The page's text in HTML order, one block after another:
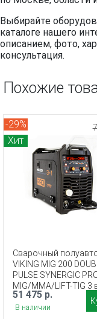
Выбирайте
каталоге нашего
описанием, фото,
консультация.
Похожие
-29%
Хит
Сварочный
VIKING MIG 200
PULSE SYNERGIC
MIG/MMA/LIFT-TIG 3
51 475 р.
В наличии